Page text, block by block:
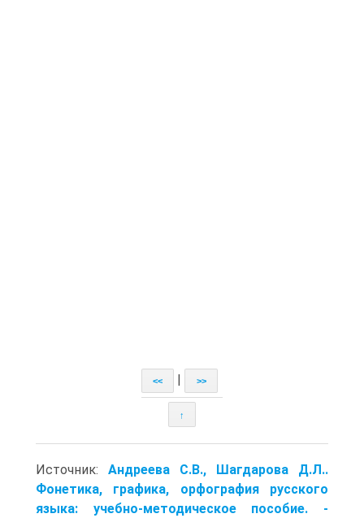
<< >>
↑
Источник: Андреева С.В., Шагдарова Д.Л..
Фонетика, графика, орфография русского
языка: учеб­но-методическое пособие. -